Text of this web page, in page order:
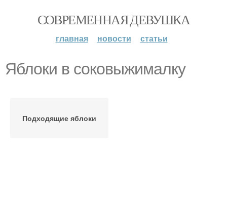
СОВРЕМЕННАЯ ДЕВУШКА
главная новости статьи
Яблоки в соковыжималку
Подходящие яблоки